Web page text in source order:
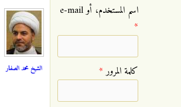
الشيخ محمد الصفار
‏اسم المستخدم، أو e-mail
*
‏كلمة المرور ‏*